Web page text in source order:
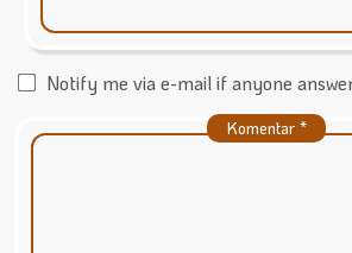
Notify me via e-mail if anyone
Komentar *